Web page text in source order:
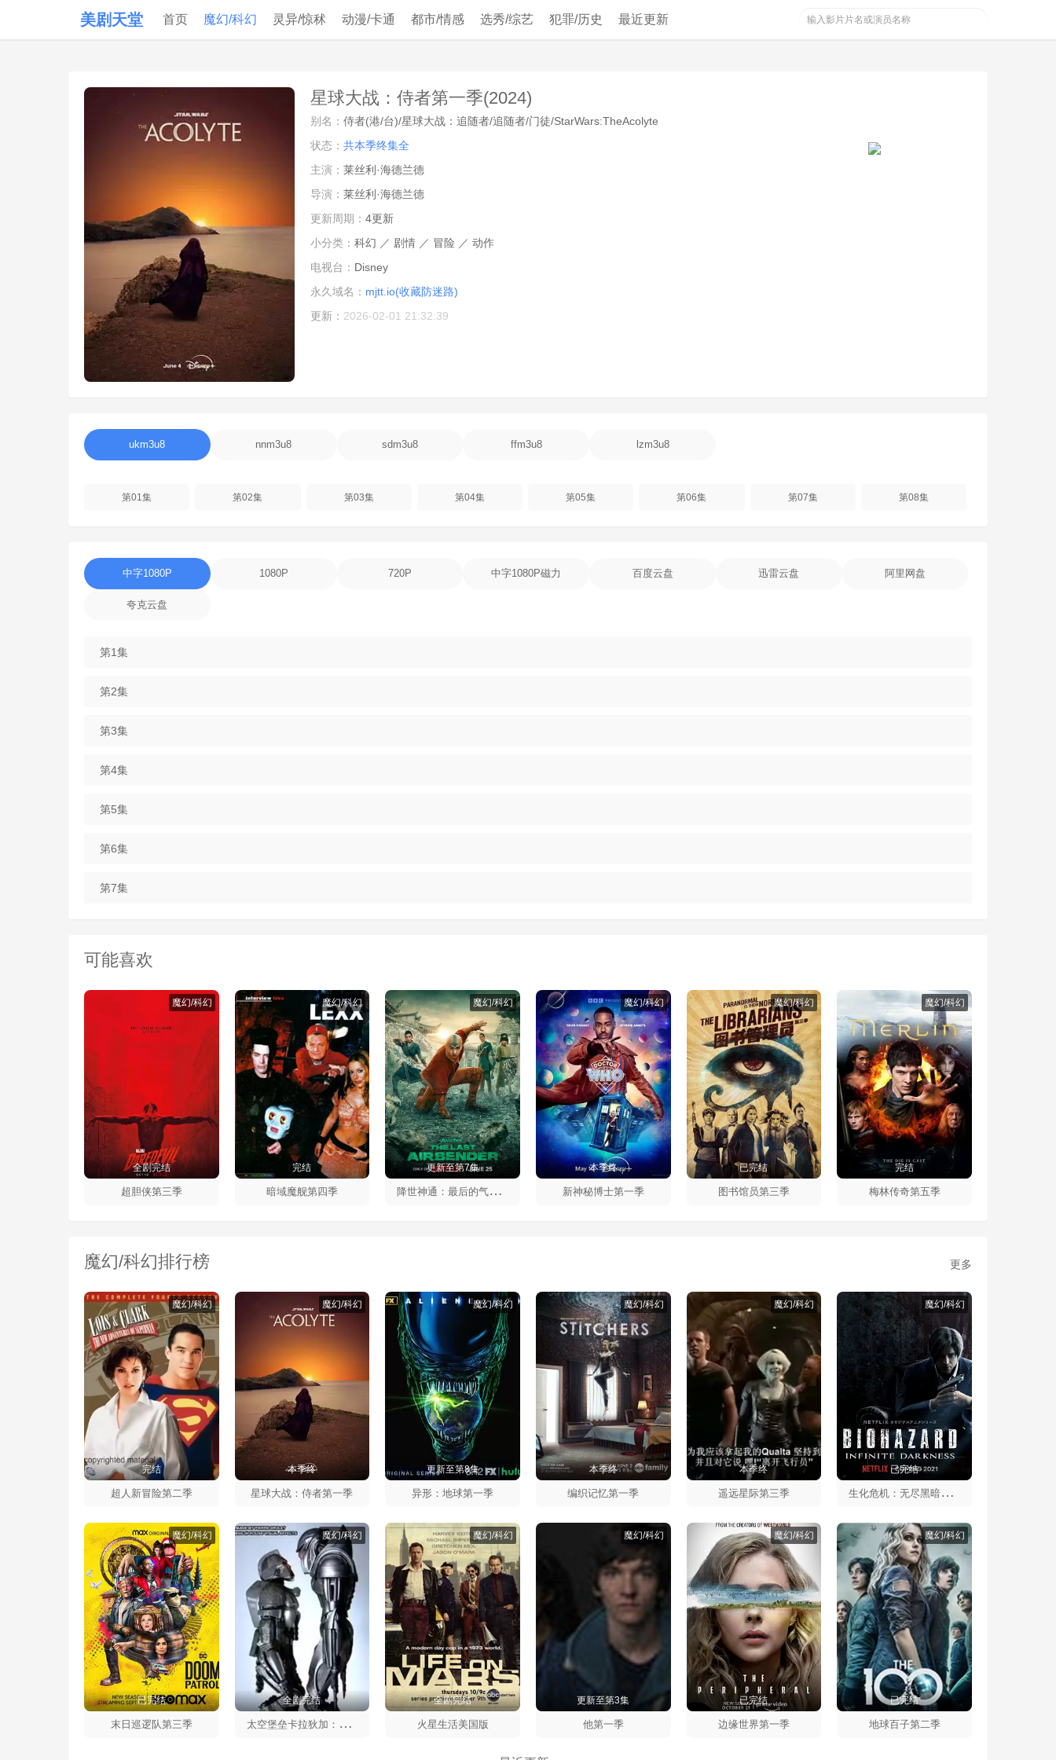
美剧天堂 首页 魔幻/科幻 灵异/惊秫 动漫/卡通 都市/情感 选秀/综艺 犯罪/历史 最近更新
星球大战：侍者第一季(2024)
别名： 侍者(港/台)/星球大战：追随者/追随者/门徒/StarWars:TheAcolyte
状态： 共本季终集全
主演： 莱丝利·海德兰德
导演： 莱丝利·海德兰德
更新周期： 4更新
小分类： 科幻 ／ 剧情／ 冒险 ／ 动作
电视台： Disney
永久域名： mjtt.io(收藏防迷路)
更新： 2026-02-01 21:32:39
ukm3u8 nnm3u8 sdm3u8 ffm3u8 lzm3u8
第01集 第02集 第03集 第04集 第05集 第06集 第07集 第08集
中字1080P 1080P 720P 中字1080P磁力 百度云盘 迅雷云盘 阿里网盘
夸克云盘
第1集
第2集
第3集
第4集
第5集
第6集
第7集
可能喜欢
全剧完结
魔幻/科幻
超胆侠第三季
完结
魔幻/科幻
暗域魔舰第四季
更新至第7集
魔幻/科幻
降
世神通：最后的气宗第二季
本季终
魔幻/科幻
新神秘博士第一季
已完结
魔幻/科幻
图书馆员第三季
完结
魔幻/科幻
梅林传奇第五季
魔幻/科幻排行榜 更多
完结
魔幻/科幻
超人新冒险第二季
本季终
魔幻/科幻
星球大战：侍者第一季
更新至第8集
魔幻/科幻
异形：地球第一季
本季终
魔幻/科幻
编织记忆第一季
本季终
魔幻/科幻
遥远星际第三季
已完结
魔幻/科幻
生
化危机：无尽黑暗第一季
已完结
魔幻/科幻
末日巡逻队第三季
全剧完结
魔幻/科幻
太
空堡垒卡拉狄加：血与铬第一季
全剧完结
魔幻/科幻
火星生活美国版
更新至第3集
魔幻/科幻
他第一季
已完结
魔幻/科幻
边缘世界第一季
已完结
魔幻/科幻
地球百子第二季